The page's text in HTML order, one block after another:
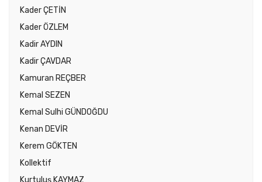
Kader ÇETİN
Kader ÖZLEM
Kadir AYDIN
Kadir ÇAVDAR
Kamuran REÇBER
Kemal SEZEN
Kemal Sulhi GÜNDOĞDU
Kenan DEVİR
Kerem GÖKTEN
Kollektif